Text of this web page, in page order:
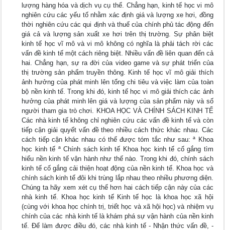
lượng hàng hóa và dịch vụ cụ thể. Chẳng hạn, kinh tế học vi mô
nghiên cứu các yếu tố nhằm xác định giá và lượng xe hơi, đồng
thời nghiên cứu các qui định và thuế của chính phủ tác động đến
giá cả và lượng sản xuất xe hơi trên thị trường. Sự phân biệt
kinh tế học vĩ mô và vi mô không có nghĩa là phải tách rời các
vấn đề kinh tế một cách riêng biệt. Nhiều vấn đề liên quan đến cả
hai. Chẳng hạn, sự ra đời của video game và sự phát triển của
thị trường sản phẩm truyền thông. Kinh tế học vĩ mô giải thích
ảnh hưởng của phát minh lên tổng chi tiêu và việc làm của toàn
bộ nền kinh tế. Trong khi đó, kinh tế học vi mô giải thích các ảnh
hưởng của phát minh lên giá và lượng của sản phẩm này và số
người tham gia trò chơi. KHOA HỌC VÀ CHÍNH SÁCH KINH TẾ
Các nhà kinh tế không chỉ nghiên cứu các vấn đề kinh tế và còn
tiếp cận giải quyết vấn đề theo nhiều cách thức khác nhau. Các
cách tiếp cận khác nhau có thể được tóm tắc như sau: ª Khoa
học kinh tế ª Chính sách kinh tế Khoa học kinh tế cố gắng tìm
hiểu nền kinh tế vận hành như thế nào. Trong khi đó, chính sách
kinh tế cố gắng cải thiện hoạt động của nền kinh tế. Khoa học và
chính sách kinh tế đôi khi trùng lắp nhau theo nhiều phương diện.
Chúng ta hãy xem xét cụ thể hơn hai cách tiếp cận này của các
nhà kinh tế. Khoa học kinh tế Kinh tế học là khoa học xã hội
(cùng với khoa học chính trị, triết học và xã hội học) và nhiệm vụ
chính của các nhà kinh tế là khám phá sự vận hành của nền kinh
tế. Để làm được điều đó, các nhà kinh tế - Nhận thức vấn đề, -